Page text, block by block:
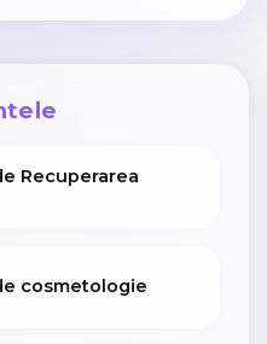
Recuperarea
cosmetologie